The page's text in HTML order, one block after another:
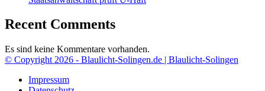
Recent Comments
Es sind keine Kommentare vorhanden.
© Copyright 2026 - Blaulicht-Solingen.de | Blaulicht-Solingen
Impressum